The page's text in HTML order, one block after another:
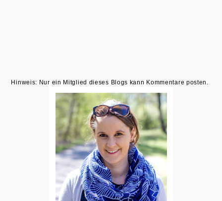
Hinweis: Nur ein Mitglied dieses Blogs kann Kommentare posten.